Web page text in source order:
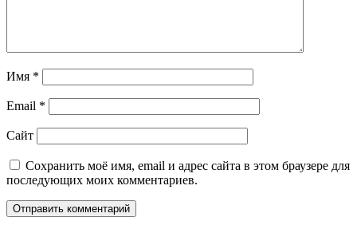
Имя *
Email *
Сайт
Сохранить моё имя, email и адрес сайта в этом браузере для
последующих моих комментариев.